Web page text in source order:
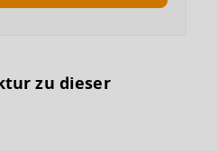
zu dieser